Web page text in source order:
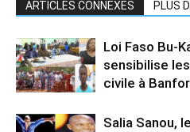
ARTICLES CONNEXES PLUS
Loi Faso Bu-
sensibilise
civile à
Salia Sanou,